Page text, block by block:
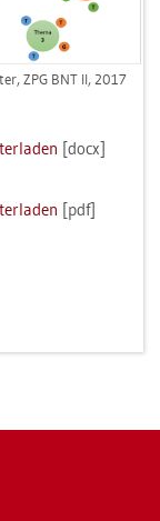
ZPG BNT II, 2017
[docx]
[pdf]